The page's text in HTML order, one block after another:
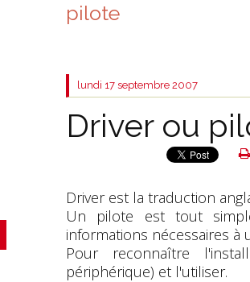
pilote
lundi 17 septembre 2007
Driver ou
Driver est la traduction
Un pilote est tout
informations nécessaires à
Pour reconnaître
périphérique) et l'utiliser.